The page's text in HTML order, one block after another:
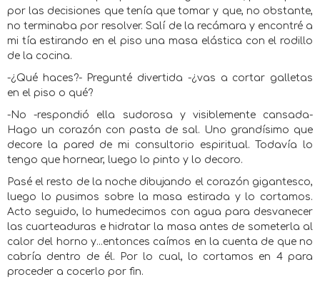
por las decisiones que tenía que tomar y que, no obstante,
no terminaba por resolver. Salí de la recámara y encontré a
mi tía estirando en el piso una masa elástica con el rodillo
de la cocina.
-¿Qué haces?- Pregunté divertida -¿vas a cortar galletas
en el piso o qué?
-No -respondió ella sudorosa y visiblemente cansada-
Hago un corazón con pasta de sal. Uno grandísimo que
decore la pared de mi consultorio espiritual. Todavía lo
tengo que hornear, luego lo pinto y lo decoro.
Pasé el resto de la noche dibujando el corazón gigantesco,
luego lo pusimos sobre la masa estirada y lo cortamos.
Acto seguido, lo humedecimos con agua para desvanecer
las cuarteaduras e hidratar la masa antes de someterla al
calor del horno y...entonces caímos en la cuenta de que no
cabría dentro de él. Por lo cual, lo cortamos en 4 para
proceder a cocerlo por fin.